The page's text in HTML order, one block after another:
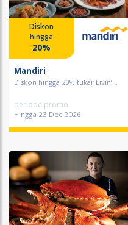
Diskon
hingga
20%
Mandiri
Diskon hingga 20% tukar Livin’...
periode promo
Hingga 23 Dec 2026